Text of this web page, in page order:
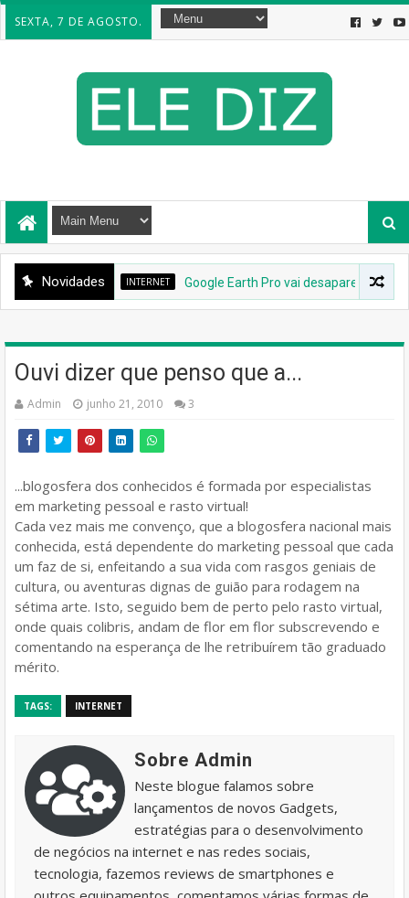
SEXTA, 7 DE AGOSTO.
NovidadesINTERNET Google Earth Pro vai desaparecer: Google
Ouvi dizer que penso que a...
Admin junho 21, 2010 3
...blogosfera dos conhecidos é formada por especialistas
em marketing pessoal e rasto virtual!
Cada vez mais me convenço, que a blogosfera nacional mais
conhecida, está dependente do marketing pessoal que cada
um faz de si, enfeitando a sua vida com rasgos geniais de
cultura, ou aventuras dignas de guião para rodagem na
sétima arte. Isto, seguido bem de perto pelo rasto virtual,
onde quais colibris, andam de flor em flor subscrevendo e
comentando na esperança de lhe retribuírem tão graduado
mérito.
TAGS: INTERNET
Sobre Admin
Neste blogue falamos sobre
lançamentos de novos Gadgets,
estratégias para o desenvolvimento
de negócios na internet e nas redes sociais,
tecnologia, fazemos reviews de smartphones e